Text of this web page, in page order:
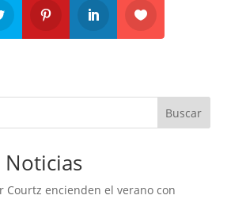
Buscar
Courtz encienden el verano con